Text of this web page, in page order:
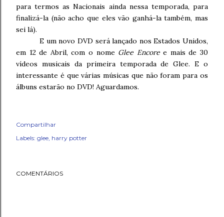
para termos as Nacionais ainda nessa temporada, para
finalizá-la (não acho que eles vão ganhá-la também, mas
sei lá).
E um novo DVD será lançado nos Estados Unidos,
em 12 de Abril, com o nome Glee Encoree mais de 30
vídeos musicais da primeira temporada de Glee. E o
interessante é que várias músicas que não foram para os
álbuns estarão no DVD! Aguardamos.
Compartilhar
Labels: glee harry potter
COMENTÁRIOS